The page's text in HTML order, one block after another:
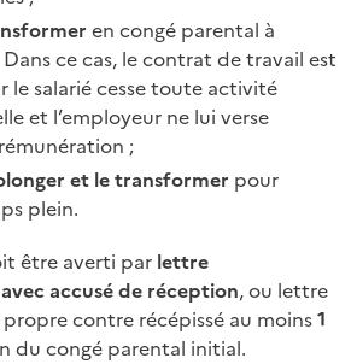
en congé parental à
ce cas, le contrat de travail est
le salarié cesse toute activité
et l’employeur ne lui verse
;
et le transformer pour
plein.
être averti par lettre
accusé de réception, ou lettre
contre récépissé au moins1
du congé parental initial.